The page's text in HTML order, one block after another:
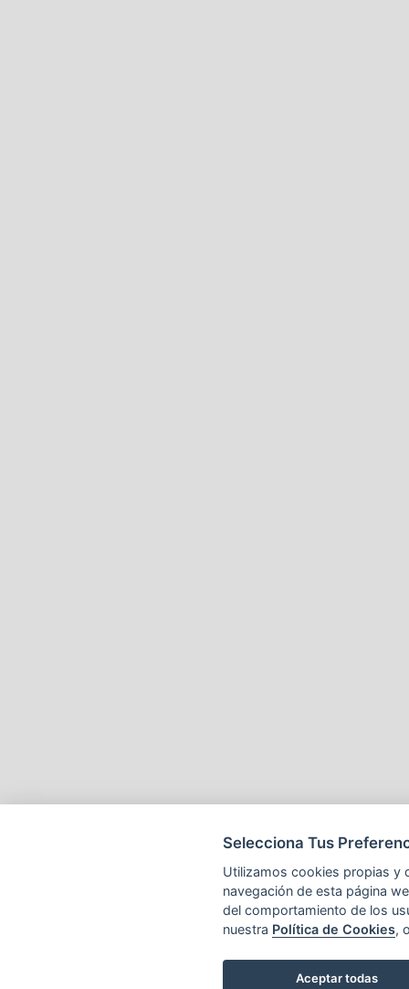
Selecciona Tus
Utilizamos cookies propias y
navegación de esta página
del comportamiento de los
nuestra Política de Cookies,
Aceptar todas